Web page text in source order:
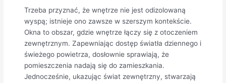
Trzeba przyznać, że wnętrze nie jest odizolowaną
wyspą; istnieje ono zawsze w szerszym kontekście.
Okna to obszar, gdzie wnętrze łączy się z otoczeniem
zewnętrznym. Zapewniając dostęp światła dziennego i
świeżego powietrza, dosłownie sprawiają, że
pomieszczenia nadają się do zamieszkania.
Jednocześnie, ukazując świat zewnętrzny, stwarzają